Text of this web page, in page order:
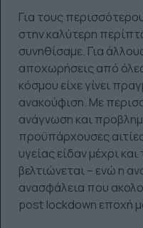
Για τους
στην καλύτερη
συνηθίσαμε. Για
αποχωρήσεις από
κόσμου είχε γίνει
ανακούφιση. Με
ανάγνωση και
προϋπάρχουσες
υγείας είδαν μέχρι
βελτιώνεται – ενώ η
ανασφάλεια που
post lockdown εποχή